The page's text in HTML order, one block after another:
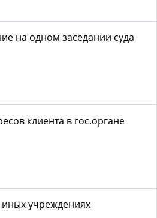
на одном заседании суда
клиента в гос.органе
иных учреждениях